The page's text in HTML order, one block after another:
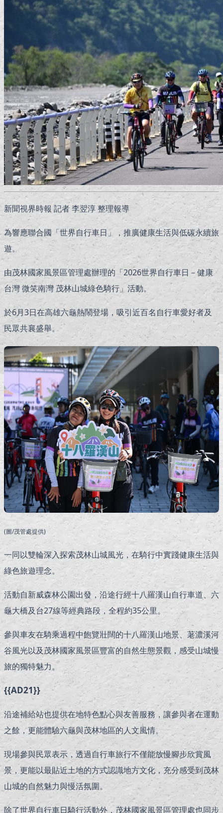
新聞視界時報 記者 李翌淳 整理報導
為響應聯合國「世界自行車日」，推廣健康生活與低碳永續旅
遊。
由茂林國家風景區管理處辦理的「2026世界自行車日－健康
台灣 微笑南灣 茂林山城綠色騎行」活動。
於6月3日在高雄六龜熱鬧登場，吸引近百名自行車愛好者及
民眾共襄盛舉。
(圖/茂管處提供)
一同以雙輪深入探索茂林山城風光，在騎行中實踐健康生活與
綠色旅遊理念。
活動自新威森林公園出發，沿途行經十八羅漢山自行車道、六
龜大橋及台27線等經典路段，全程約35公里。
參與車友在騎乘過程中飽覽壯闊的十八羅漢山地景、荖濃溪河
谷風光以及茂林國家風景區豐富的自然生態景觀，感受山城慢
旅的獨特魅力。
{{AD21}}
沿途補給站也提供在地特色點心與友善服務，讓參與者在運動
之餘，更能體驗六龜與茂林地區的人文風情。
現場參與民眾表示，透過自行車旅行不僅能放慢腳步欣賞風
景，更能以最貼近土地的方式認識地方文化，充分感受到茂林
山城的自然魅力與慢活氛圍。
除了世界自行車日騎行活動外，茂林國家風景區管理處也同步